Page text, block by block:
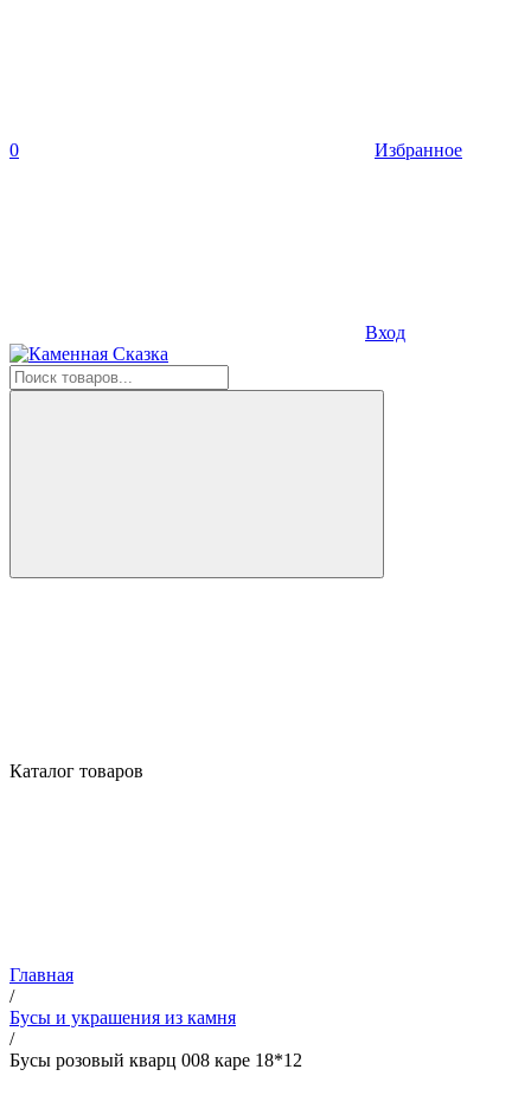
0 Избранное
Вход
Каталог товаров
Главная
/
Бусы и украшения из камня
/
Бусы розовый кварц 008 каре 18*12